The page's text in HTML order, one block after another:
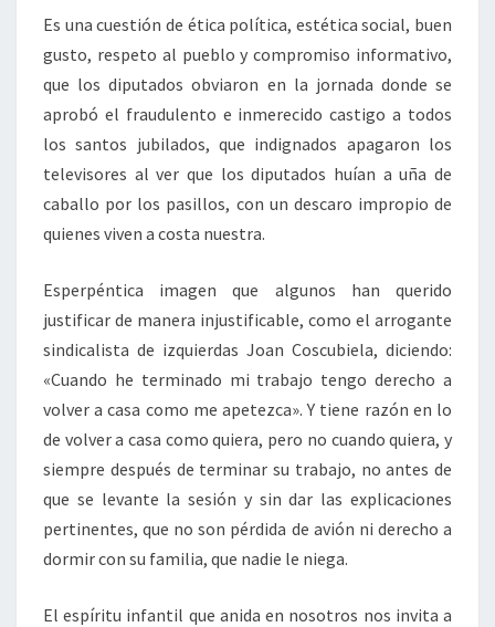
Es una cuestión de ética política, estética social, buen
gusto, respeto al pueblo y compromiso informativo,
que los diputados obviaron en la jornada donde se
aprobó el fraudulento e inmerecido castigo a todos
los santos jubilados, que indignados apagaron los
televisores al ver que los diputados huían a uña de
caballo por los pasillos, con un descaro impropio de
quienes viven a costa nuestra.
Esperpéntica imagen que algunos han querido
justificar de manera injustificable, como el arrogante
sindicalista de izquierdas Joan Coscubiela, diciendo:
«Cuando he terminado mi trabajo tengo derecho a
volver a casa como me apetezca». Y tiene razón en lo
de volver a casa como quiera, pero no cuando quiera, y
siempre después de terminar su trabajo, no antes de
que se levante la sesión y sin dar las explicaciones
pertinentes, que no son pérdida de avión ni derecho a
dormir con su familia, que nadie le niega.
El espíritu infantil que anida en nosotros nos invita a